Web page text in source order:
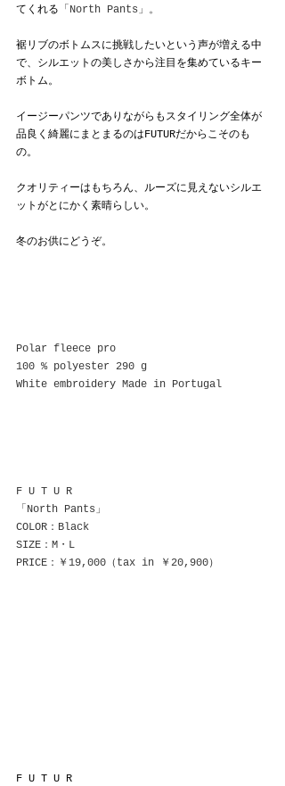
てくれる 「North Pants」。
裾リブのボトムスに挑戦したいという声が増える中
で、シルエットの美しさから注目を集めているキー
ボトム。
イージーパンツでありながらもスタイリング全体が
品良く綺麗にまとまるのはFUTURだからこそのも
の。
クオリティーはもちろん、ルーズに見えないシルエ
ットがとにかく素晴らしい。
冬のお供にどうぞ。
Polar fleece pro
100 % polyester 290 g
White embroidery Made in Portugal
F U T U R
「North Pants」
COLOR：Black
SIZE：M・L
PRICE：￥19,000（tax in ￥20,900）
F U T U R